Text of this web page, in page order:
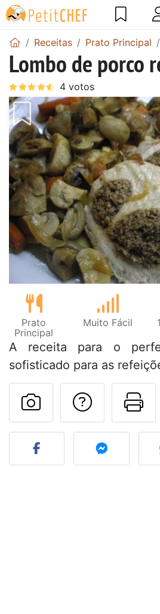
Receitas Prato Principal
Lombo de porco
Prato
Principal
Muito Fácil
A receita para o
sofisticado para as
Falar
Fez esta